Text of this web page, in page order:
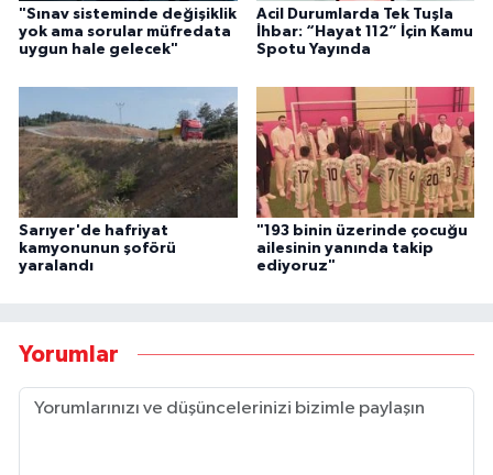
"Sınav sisteminde değişiklik
yok ama sorular müfredata
uygun hale gelecek"
Acil Durumlarda Tek Tuşla
İhbar: “Hayat 112” İçin Kamu
Spotu Yayında
Sarıyer'de hafriyat
kamyonunun şoförü
yaralandı
"193 binin üzerinde çocuğu
ailesinin yanında takip
ediyoruz"
Yorumlar